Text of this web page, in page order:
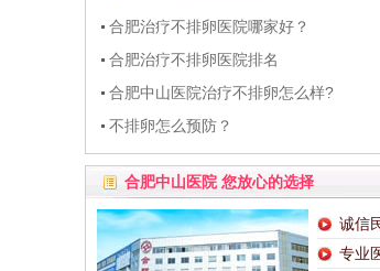
合肥治疗不排卵医院哪家好？
合肥治疗不排卵医院排名
合肥中山医院治疗不排卵怎么样?
不排卵怎么预防？
合肥中山医院 您放心的选择
诚信
专业